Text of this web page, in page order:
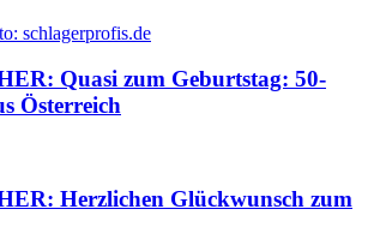
Quasi zum Geburtstag: 50-
Österreich
Herzlichen Glückwunsch zum